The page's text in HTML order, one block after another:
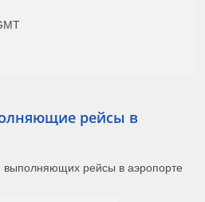
рейсы в
выполняющих рейсы в аэропорте